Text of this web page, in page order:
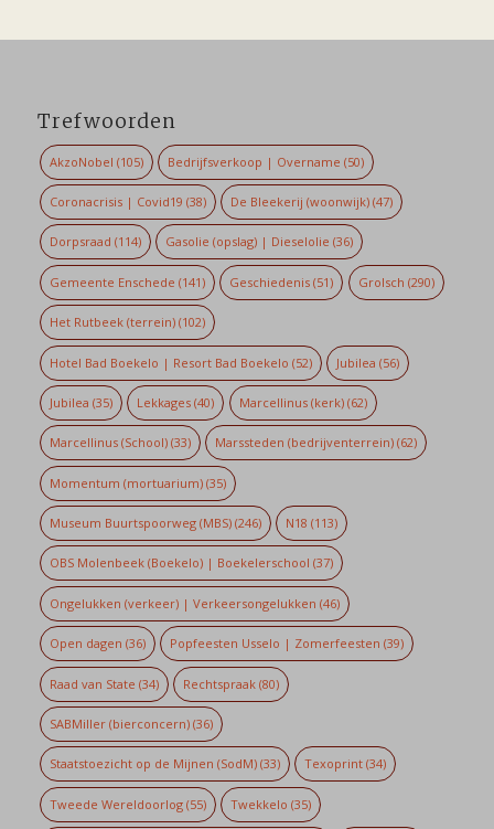
Trefwoorden
AkzoNobel (105) Bedrijfsverkoop | Overname (50)
Coronacrisis | Covid19 (38) De Bleekerij (woonwijk) (47)
Dorpsraad (114) Gasolie (opslag) | Dieselolie (36)
Gemeente Enschede (141) Geschiedenis (51) Grolsch (290)
Het Rutbeek (terrein)(102)
Hotel Bad Boekelo | Resort Bad Boekelo (52) Jubilea (56)
Jubilea (35) Lekkages (40) Marcellinus (kerk)(62)
Marcellinus (School)(33) Marssteden (bedrijventerrein) (62)
Momentum (mortuarium)(35)
Museum Buurtspoorweg (MBS)(246) N18 (113)
OBS Molenbeek (Boekelo) | Boekelerschool (37)
Ongelukken (verkeer) | Verkeersongelukken (46)
Open dagen (36) Popfeesten Usselo | Zomerfeesten (39)
Raad van State (34) Rechtspraak (80)
SABMiller (bierconcern)(36)
Staatstoezicht op de Mijnen (SodM)(33) Texoprint (34)
Tweede Wereldoorlog(55) Twekkelo (35)